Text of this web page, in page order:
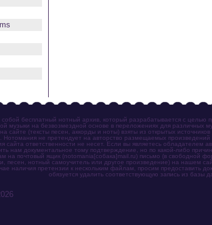
бесплатный нотный архив, который разрабатывается с целью
музыки на безвозмездной основе в переложениях для различных
сайте (тексты песен, аккорды и ноты) взяты из открытых
Нотомания не претендует на авторство размещаемых
сайта ответственности не несет. Если вы являетесь
нам документальное тому подтверждение, но по какой-либо
на почтовый ящик (notomania[собака]mail.ru) письмо (в свободной
песен, нотный самоучитель или другое произведение) на нашем
наличия претензии к нескольким файлам, просим предоставить
обязуется удалить соответствующую запись из базы